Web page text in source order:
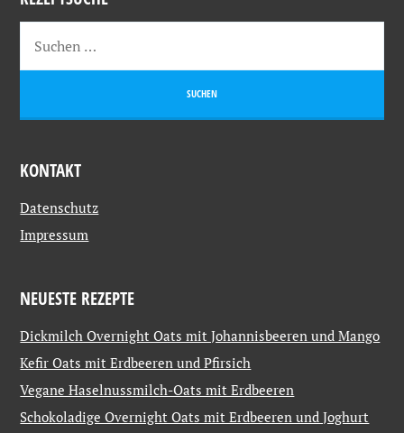
KONTAKT
Datenschutz
Impressum
NEUESTE REZEPTE
Dickmilch Overnight Oats mit Johannisbeeren und Mango
Kefir Oats mit Erdbeeren und Pfirsich
Vegane Haselnussmilch-Oats mit Erdbeeren
Schokoladige Overnight Oats mit Erdbeeren und Joghurt